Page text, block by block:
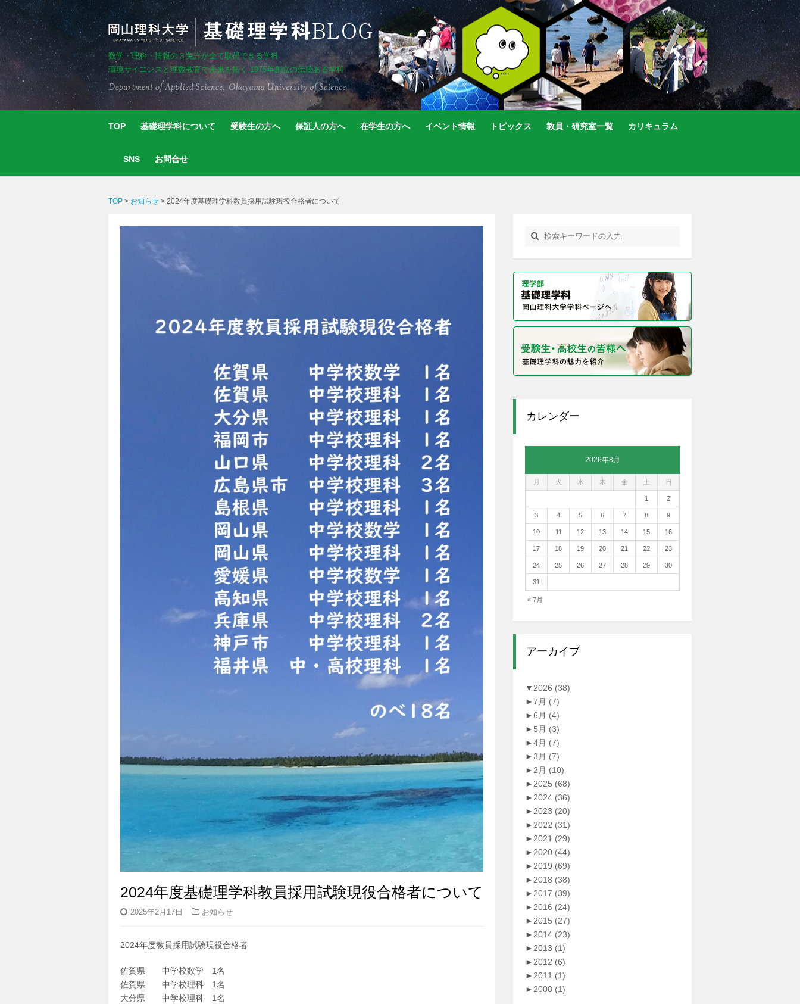
数学・理科・情報の３免許が全て取得できる学科
環境サイエンスと理数教育で未来を拓く 1975年創立の伝統ある学科
TOP 基礎理学科について 受験生の方へ 保証人の方へ 在学生の方へ イベント情報 トピックス 教員・研究室一覧 カリキュラム
SNS お問合せ
TOP > お知らせ > 2024年度基礎理学科教員採用試験現役合格者について
2024年度基礎理学科教員採用試験現役合格者について
2025年2月17日 お知らせ
2024年度教員採用試験現役合格者
佐賀県 中学校数学 1名
佐賀県 中学校理科 1名
大分県 中学校理科 1名
カレンダー
2026年8月
月 火 水 木 金 土 日
« 7月
1 2
3 4 5 6 7 8 9
10 11 12 13 14 15 16
17 18 19 20 21 22 23
24 25 26 27 28 29 30
31
アーカイブ
▼ 2026 (38)
►7月 (7)
►6月 (4)
► 5月 (3)
►4月 (7)
►3月 (7)
► 2月 (10)
► 2025 (68)
► 2024 (36)
► 2023 (20)
► 2022 (31)
► 2021 (29)
► 2020 (44)
► 2019 (69)
► 2018 (38)
► 2017 (39)
► 2016 (24)
► 2015 (27)
► 2014 (23)
► 2013 (1)
► 2012 (6)
► 2011 (1)
► 2008 (1)